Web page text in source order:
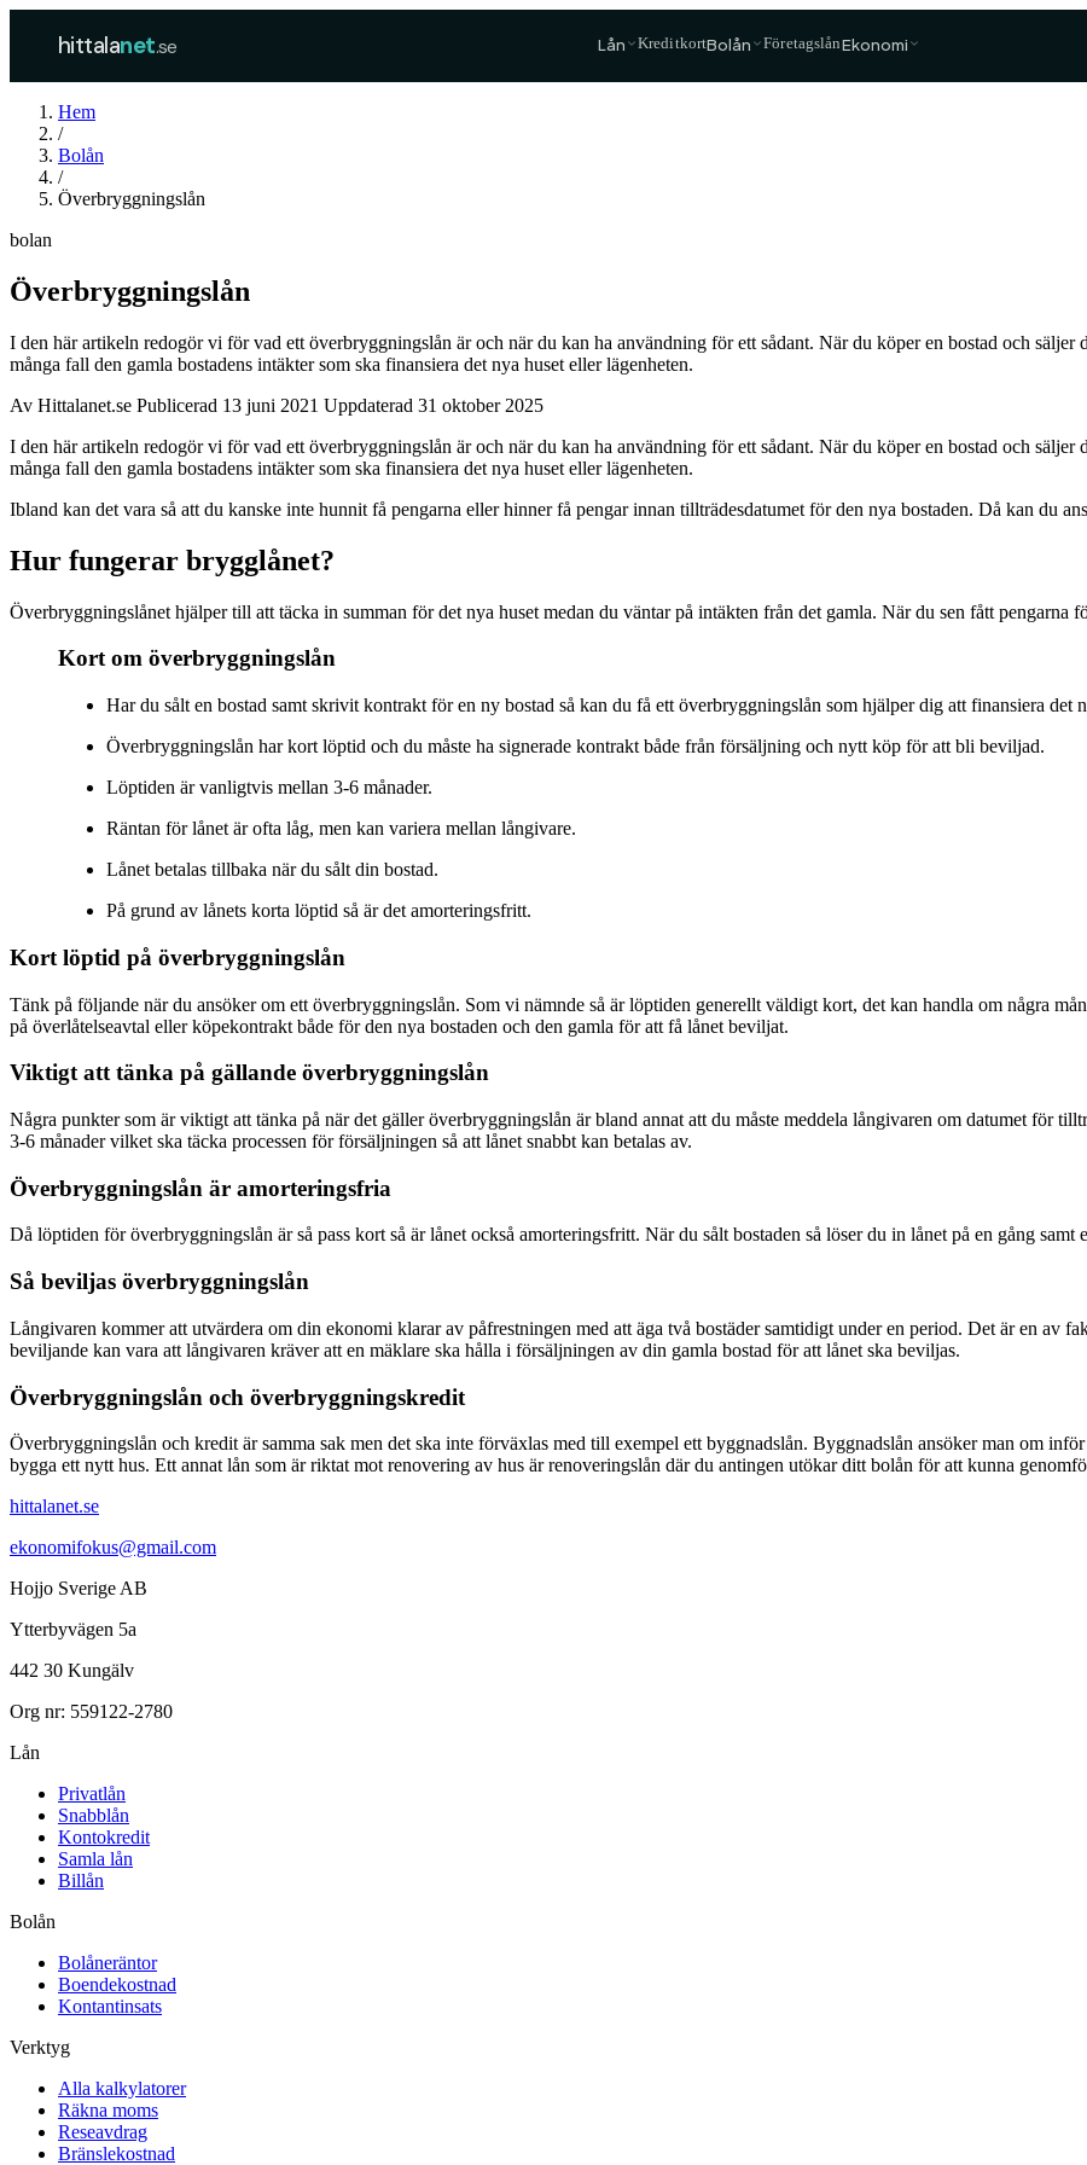
hittalanet.se Lån KreditkortBolån FöretagslånEkonomi
Hem
/
Bolån
/
Överbryggningslån
bolan
Överbryggningslån
I den här artikeln redogör vi för vad ett överbryggningslån är och när du kan ha användning för ett sådant. När du köper en bostad och
många fall den gamla bostadens intäkter som ska finansiera det nya huset eller lägenheten.
Av Hittalanet.se Publicerad 13 juni 2021 Uppdaterad 31 oktober 2025
I den här artikeln redogör vi för vad ett överbryggningslån är och när du kan ha användning för ett sådant. När du köper en bostad och säljer
många fall den gamla bostadens intäkter som ska finansiera det nya huset eller lägenheten.
Ibland kan det vara så att du kanske inte hunnit få pengarna eller hinner få pengar innan tillträdesdatumet för den nya bostaden. Då kan du
Hur fungerar brygglånet?
Överbryggningslånet hjälper till att täcka in summan för det nya huset medan du väntar på intäkten från det gamla. När du sen fått pengarna
Kort om överbryggningslån
Har du sålt en bostad samt skrivit kontrakt för en ny bostad så kan du få ett överbryggningslån som hjälper dig att finansiera det
Överbryggningslån har kort löptid och du måste ha signerade kontrakt både från försäljning och nytt köp för att bli beviljad.
Löptiden är vanligtvis mellan 3-6 månader.
Räntan för lånet är ofta låg, men kan variera mellan långivare.
Lånet betalas tillbaka när du sålt din bostad.
På grund av lånets korta löptid så är det amorteringsfritt.
Kort löptid på överbryggningslån
Tänk på följande när du ansöker om ett överbryggningslån. Som vi nämnde så är löptiden generellt väldigt kort, det kan handla om några
på överlåtelseavtal eller köpekontrakt både för den nya bostaden och den gamla för att få lånet beviljat.
Viktigt att tänka på gällande överbryggningslån
Några punkter som är viktigt att tänka på när det gäller överbryggningslån är bland annat att du måste meddela långivaren om datumet för
3-6 månader vilket ska täcka processen för försäljningen så att lånet snabbt kan betalas av.
Överbryggningslån är amorteringsfria
Då löptiden för överbryggningslån är så pass kort så är lånet också amorteringsfritt. När du sålt bostaden så löser du in lånet på en gång samt
Så beviljas överbryggningslån
Långivaren kommer att utvärdera om din ekonomi klarar av påfrestningen med att äga två bostäder samtidigt under en period. Det är en av
beviljande kan vara att långivaren kräver att en mäklare ska hålla i försäljningen av din gamla bostad för att lånet ska beviljas.
Överbryggningslån och överbryggningskredit
Överbryggningslån och kredit är samma sak men det ska inte förväxlas med till exempel ett byggnadslån. Byggnadslån ansöker man om
bygga ett nytt hus. Ett annat lån som är riktat mot renovering av hus är renoveringslån där du antingen utökar ditt bolån för att kunna
hittalanet.se
ekonomifokus@gmail.com
Hojjo Sverige AB
Ytterbyvägen 5a
442 30 Kungälv
Org nr: 559122-2780
Lån
Privatlån
Snabblån
Kontokredit
Samla lån
Billån
Bolån
Bolåneräntor
Boendekostnad
Kontantinsats
Verktyg
Alla kalkylatorer
Räkna moms
Reseavdrag
Bränslekostnad